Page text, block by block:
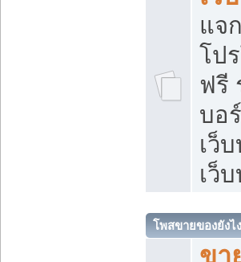
แจ
โป
ฟรี
บอ
เว็
เว็
โพสขายของยัง
ขา